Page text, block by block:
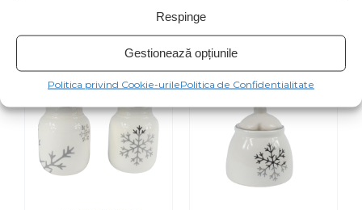
Respinge
Gestionează opțiunile
Politica privind Cookie-urilePolitica de Confidentialitate
SELECT OPTIONS